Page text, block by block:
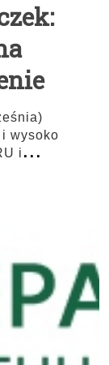
wysoko
i...